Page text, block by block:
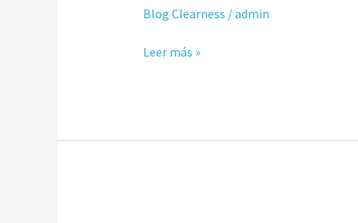
Blog Clearness /admin
Leer más »